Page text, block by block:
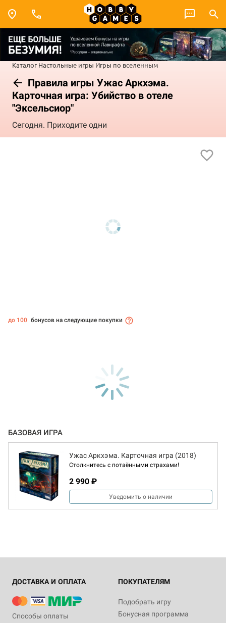
Каталог Настольные игры Игры по вселенным
Правила игры Ужас Аркхэма.
Карточная игра: Убийство в отеле
"Эксельсиор"
Сегодня. Приходите одни
до 100 бонусов на следующие покупки
БАЗОВАЯ ИГРА
Ужас Аркхэма. Карточная игра (2018)
Столкнитесь с потаёнными страхами!
2 990 ₽
Уведомить о наличии
ДОСТАВКА И ОПЛАТА
Способы оплаты
ПОКУПАТЕЛЯМ
Подобрать игру
Бонусная программа